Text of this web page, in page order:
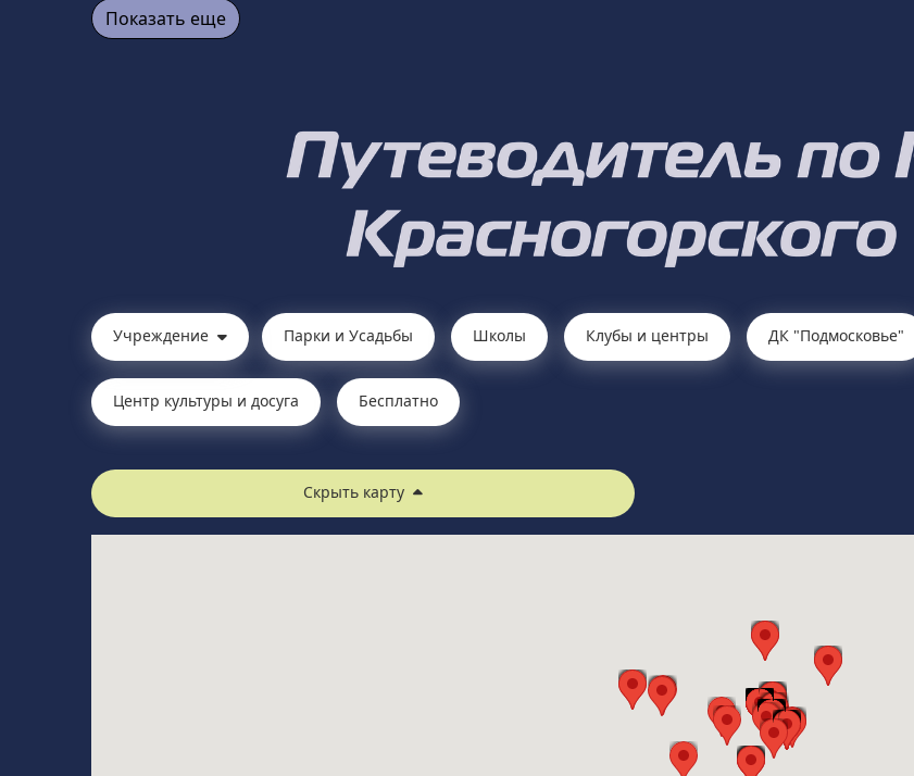
Показать еще
Учреждение Парки и Усадьбы Школы Клубы и центры ДК "Подмосковье"
Центр культуры и досуга Бесплатно
Скрыть карту